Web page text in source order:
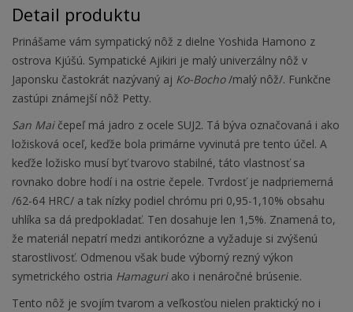
Detail produktu
Prinášame vám sympatický nôž z dielne Yoshida Hamono z
ostrova Kjúšú. Sympatické Ajikiri je malý univerzálny nôž v
Japonsku častokrát nazývaný aj Ko-Bocho/malý nôž/. Funkčne
zastúpi známejší nôž Petty.
San Maičepeľ má jadro z ocele SUJ2. Tá býva označovaná i ako
ložisková oceľ, keďže bola primárne vyvinutá pre tento účel. A
keďže ložisko musí byť tvarovo stabilné, táto vlastnosť sa
rovnako dobre hodí i na ostrie čepele. Tvrdosť je nadpriemerná
/62-64 HRC/ a tak nízky podiel chrómu pri 0,95-1,10% obsahu
uhlíka sa dá predpokladať. Ten dosahuje len 1,5%. Znamená to,
že materiál nepatrí medzi antikorózne a vyžaduje si zvýšenú
starostlivosť. Odmenou však bude výborný rezný výkon
symetrického ostria Hamaguriako i nenáročné brúsenie.
Tento nôž je svojím tvarom a veľkosťou nielen praktický no i